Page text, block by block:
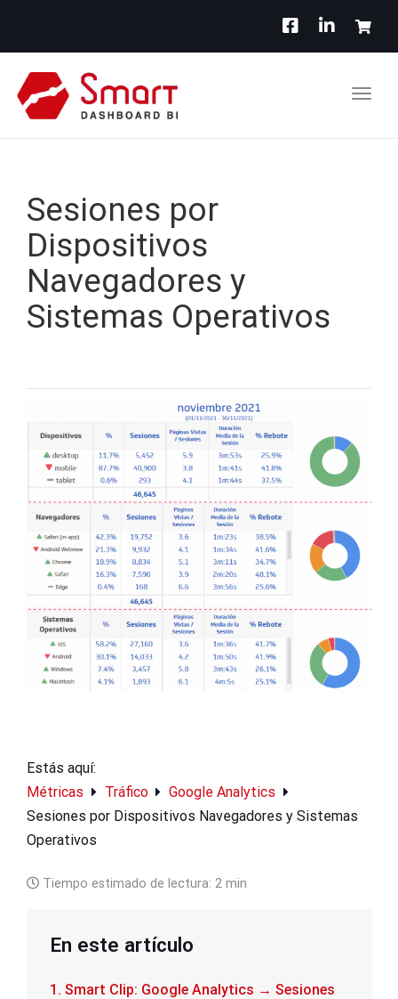
Sesiones por
Dispositivos
Navegadores y
Sistemas Operativos
Estás aquí:
Métricas
Tráfico
Google Analytics
Sesiones por Dispositivos Navegadores y Sistemas
Operativos
Tiempo estimado de lectura: 2 min
En este artículo
1. Smart Clip: Google Analytics → Sesiones